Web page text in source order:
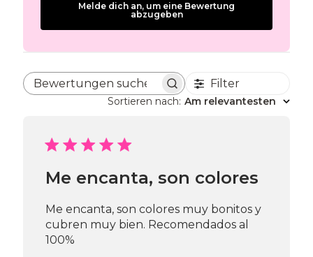
Melde dich an, um eine Bewertung
abzugeben
Bewertungen suchen
Filter
Sortieren nach: Am relevantesten
Me encanta, son colores
Me encanta, son colores muy bonitos y
cubren muy bien. Recomendados al
100%